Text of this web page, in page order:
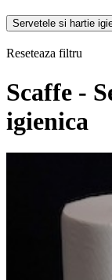
Servetele si hartie
Reseteaza filtru
Scaffe -
igienica